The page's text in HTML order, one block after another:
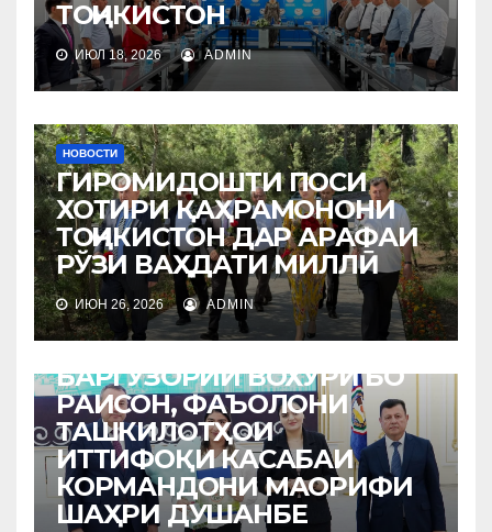
ТОҶИКИСТОН
ИЮЛ 18, 2026 ADMIN
НОВОСТИ
ГИРОМИДОШТИ ПОСИ
ХОТИРИ ҚАҲРАМОНОНИ
ТОҶИКИСТОН ДАР АРАФАИ
РЎЗИ ВАҲДАТИ МИЛЛӢ
ИЮН 26, 2026 ADMIN
БАРГУЗОРИИ ВОХЎРӢ БО
РАИСОН, ФАЪОЛОНИ
ТАШКИЛОТҲОИ
ИТТИФОҚИ КАСАБАИ
КОРМАНДОНИ МАОРИФИ
ШАҲРИ ДУШАНБЕ